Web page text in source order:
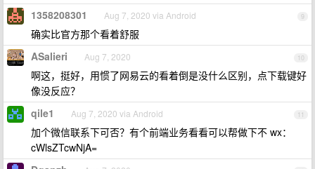
9
1358208301 Aug 7, 2020 via Android
确实比官方那个看着舒服
10
ASalieri Aug 7, 2020
啊这，挺好，用惯了网易云的看着倒是没什么区别，点下载键好
像没反应？
11
qile1 Aug 7, 2020 via Android
加个微信联系下可否？有个前端业务看看可以帮做下不 wx：
cWlsZTcwNjA=